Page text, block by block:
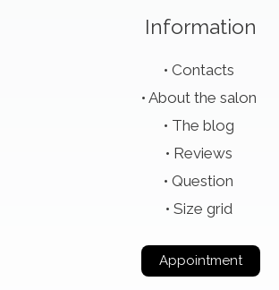
Information
Contacts
About the salon
The blog
Reviews
Question
Size grid
Appointment